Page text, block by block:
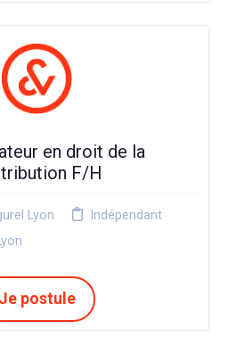
en droit de la
F/H
Lyon
Indépendant
Je postule